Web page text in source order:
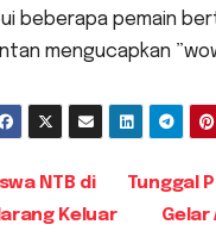
beberapa pemain
mengucapkan
Tunggal
Gelar
NTB di
Keluar